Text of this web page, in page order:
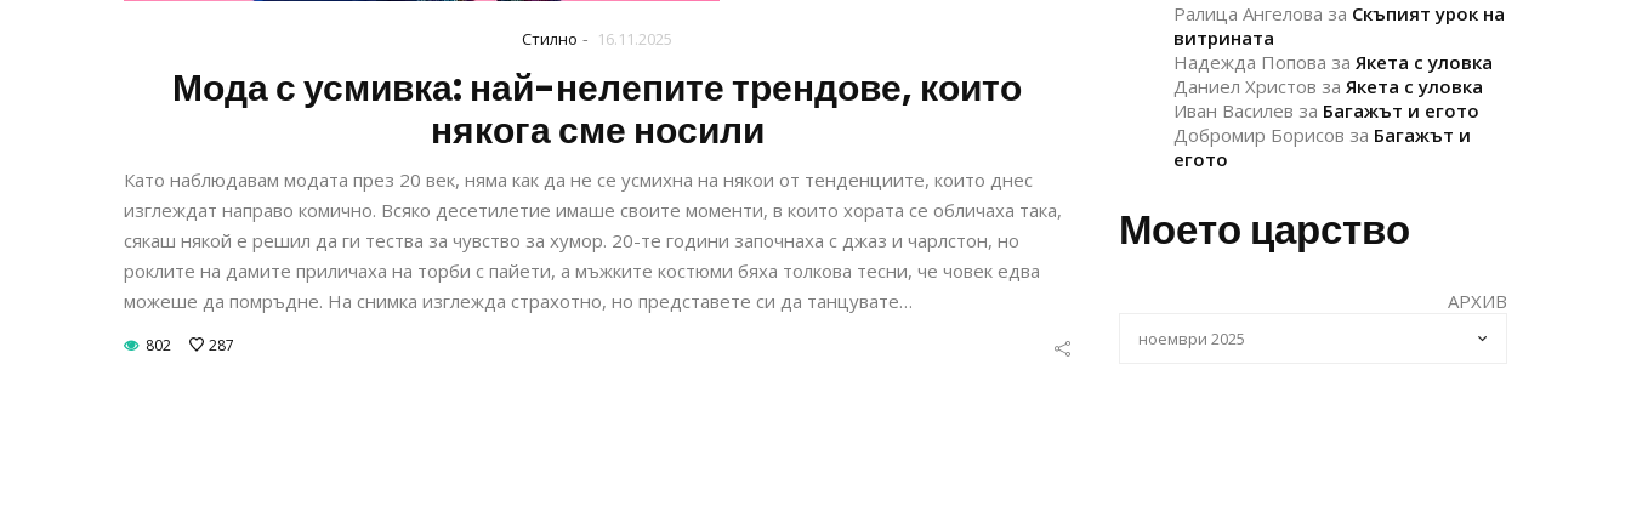
Стилно - 16.11.2025
Мода с усмивка: най-нелепите трендове, които
някога сме носили
Като наблюдавам модата през 20 век, няма как да не се усмихна на някои от тенденциите, които днес
изглеждат направо комично. Всяко десетилетие имаше своите моменти, в които хората се обличаха така,
сякаш някой е решил да ги тества за чувство за хумор. 20-те години започнаха с джаз и чарлстон, но
роклите на дамите приличаха на торби с пайети, а мъжките костюми бяха толкова тесни, че човек едва
можеше да помръдне. На снимка изглежда страхотно, но представете си да танцувате…
802 287
Ралица Ангелова за Скъпият урок на
витрината
Надежда Попова за Якета с уловка
Даниел Христов за Якета с уловка
Иван Василев за Багажът и егото
Добромир Борисов за Багажът и
егото
Моето царство
АРХИВ